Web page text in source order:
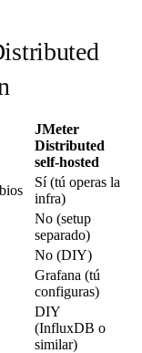
JMeter
Distributed
self-hosted
Sí (tú operas la
infra)
No (setup
separado)
No (DIY)
Grafana (tú
configuras)
DIY
(InfluxDB o
similar)